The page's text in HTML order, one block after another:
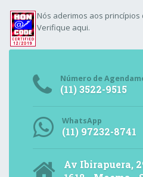
Nós aderimos aos princípios
Verifique aqui.
Número de
(11) 3522-9515
WhatsApp
(11) 97232-8741
Av Ibirapuera,